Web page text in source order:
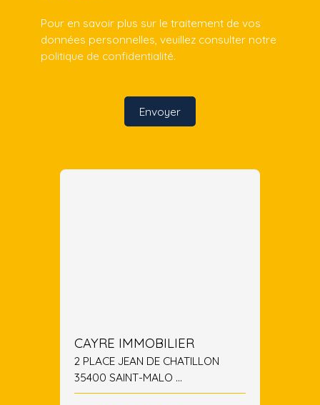
Pour en savoir plus sur le traitement de vos
données personnelles, veuillez consulter notre
politique de confidentialité.
Envoyer
CAYRE IMMOBILIER
2 PLACE JEAN DE CHATILLON
35400 SAINT-MALO
35400 SAINT-MALO